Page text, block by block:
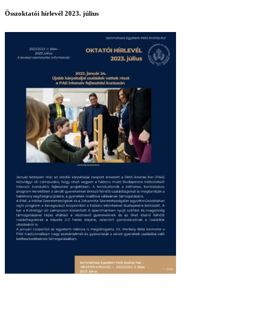
Összoktatói hírlevél 2023. július